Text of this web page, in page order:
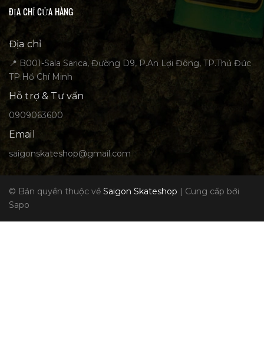
ĐỊA CHỈ CỬA HÀNG
Địa chỉ
📍 B001-Sala Sarica, Đường D9, P.An Lợi Đông, TP.Thủ Đức
TP.Hồ Chí Minh
Hỗ trợ & Tư vấn
0909063600
Email
saigonskateshop@gmail.com
© Bản quyền thuộc về Saigon Skateshop | Cung cấp bởi
Sapo